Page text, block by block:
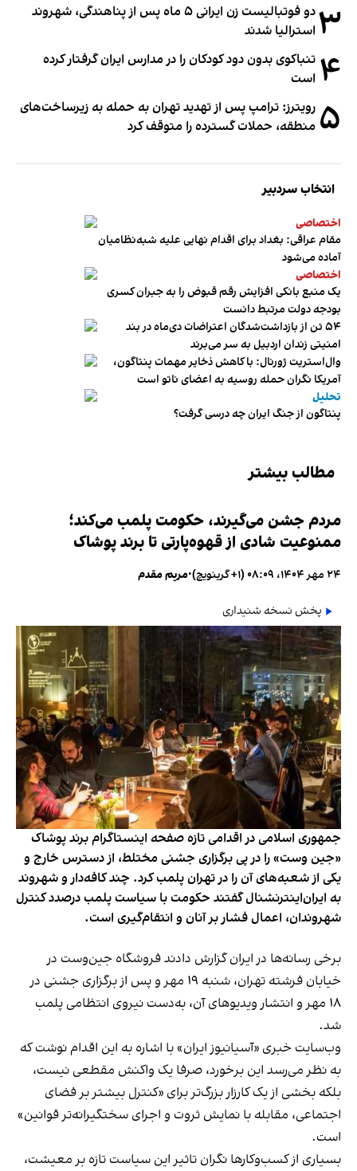
۳
دو فوتبالیست زن ایرانی ۵ ماه پس از پناهندگی، شهروند
استرالیا شدند
۴ تنباکوی بدون دود کودکان را در مدارس ایران گرفتار کرده
است
۵ رویترز: ترامپ پس از تهدید تهران به حمله به زیرساخت‌های
منطقه، حملات گسترده را متوقف کرد
انتخاب سردبیر
اختصاصی
مقام عراقی: بغداد برای اقدام نهایی علیه شبه‌نظامیان
آماده می‌شود
اختصاصی
یک منبع بانکی افزایش رقم قبوض را به جبران کسری
بودجه دولت مرتبط دانست
۵۴ تن از بازداشت‌شدگان اعتراضات دی‌ماه در بند
امنیتی زندان اردبیل به سر می‌برند
وال‌استریت ژورنال: با کاهش ذخایر مهمات پنتاگون،
آمریکا نگران حمله روسیه به اعضای ناتو‌ است
تحلیل
پنتاگون از جنگ ایران چه درسی گرفت؟
مطالب بیشتر
مردم جشن می‌گیرند، حکومت پلمب می‌کند؛
ممنوعیت شادی از قهوه‌پارتی تا برند پوشاک
۲۴ مهر ۱۴۰۴، ۰۸:۰۹ (‎+۱ گرینویچ) •مریم مقدم
پخش نسخه شنیداری
جمهوری اسلامی در اقدامی تازه صفحه اینستاگرام برند پوشاک
«جین وست» را در پی برگزاری جشنی مختلط، از دسترس خارج و
یکی از شعبه‌های آن را در تهران پلمب کرد. چند کافه‌‌دار و شهروند
به ایران‌اینترنشنال گفتند حکومت با سیاست پلمب درصدد کنترل
شهروندان، اعمال فشار بر آنان و انتقام‌گیری است.
برخی رسانه‌ها در ایران گزارش دادند فروشگاه جین‌وست در
خیابان فرشته تهران، شنبه ۱۹ مهر و پس از برگزاری جشنی در
۱۸ مهر و انتشار ویدیوهای آن، به‌دست نیروی انتظامی پلمب
شد.
وب‌سایت خبری «آسیانیوز ایران» با اشاره به این اقدام نوشت که
به نظر می‌رسد این برخورد، صرفا یک واکنش مقطعی نیست،
بلکه بخشی از یک کارزار بزرگ‌تر برای «کنترل بیشتر بر فضای
اجتماعی، مقابله با نمایش ثروت و اجرای سختگیرانه‌تر قوانین»
است.
بسیاری از کسب‌وکارها نگران تاثیر این سیاست‌ تازه بر معیشت،